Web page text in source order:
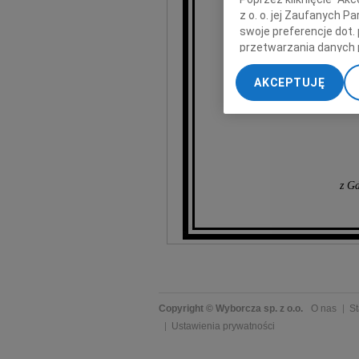
z
Copyright © Wyborcza sp. z o.o. O nas
Ustawienia prywatności
z o. o. jej Zaufanych
swoje preferencje dot.
przetwarzania danych
„Ustawienia
My, nasi Zaufani
dokładnych danych
Przechowywanie
AKCEPTUJĘ